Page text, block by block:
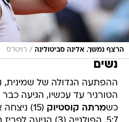
הרצף נמשך. אלינה סביטולינה / רויטרס
נשים
ההפתעה הגדולה של שמינית,
הטורניר עד עכשיו, הגיעה
כשמרתה קוסטיוק